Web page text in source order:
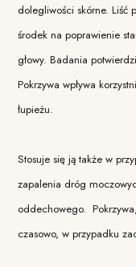
dolegliwości skórne. Liść
środek na poprawienie
głowy. Badania
Pokrzywa wpływa
łupieżu.
Stosuje się ją także w
zapalenia dróg
oddechowego.
czasowo, w przypadku